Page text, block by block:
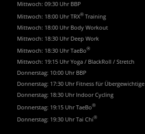
Mittwoch: 09:30 Uhr BBP
Mittwoch: 18:00 Uhr TRX®Training
Mittwoch: 18:00 Uhr Body Workout
Mittwoch: 18:30 Uhr Deep Work
Mittwoch: 18:30 Uhr TaeBo®
Mittwoch: 19:15 Uhr Yoga / BlackRoll / Stretch
Donnerstag: 10:00 Uhr BBP
Donnerstag: 17:30 Uhr Fitness für Übergewichtige
Donnerstag: 18:30 Uhr Indoor Cycling
Donnerstag: 19:15 Uhr TaeBo®
Donnerstag: 19:30 Uhr Tai Chi®